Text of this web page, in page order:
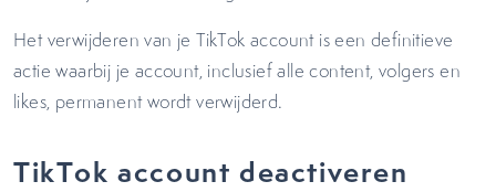
Het verwijderen van je TikTok account is een definitieve
actie waarbij je account, inclusief alle content, volgers en
likes, permanent wordt verwijderd.
TikTok account deactiveren